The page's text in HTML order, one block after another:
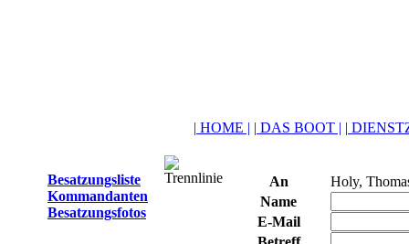
| HOME | | DAS BOOT | |
Besatzungsliste
Kommandanten
Besatzungsfotos
An
Holy,
Name
E-Mail